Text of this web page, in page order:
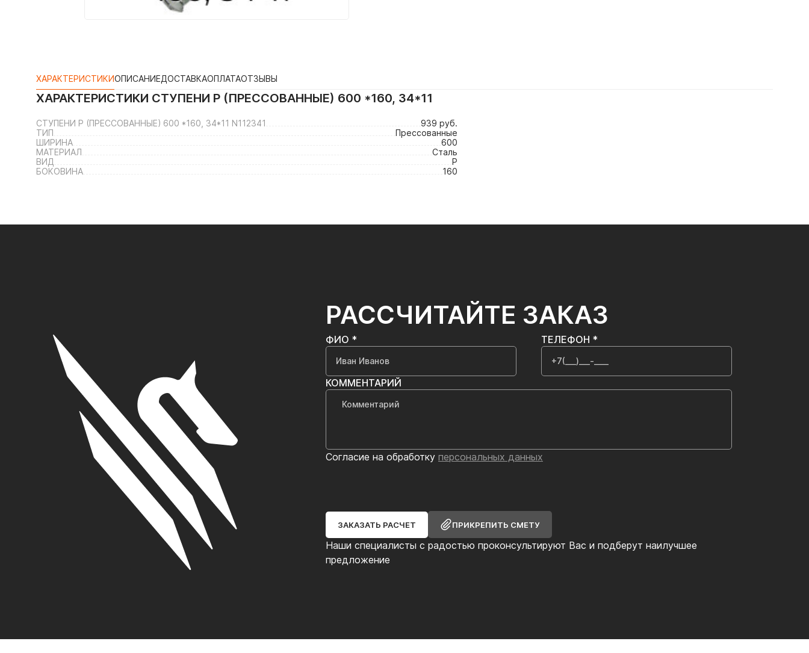
ХАРАКТЕРИСТИКИОПИСАНИЕДОСТАВКАОПЛАТАОТЗЫВЫ
ХАРАКТЕРИСТИКИ СТУПЕНИ P (ПРЕССОВАННЫЕ) 600 *160, 34*11
СТУПЕНИ P (ПРЕССОВАННЫЕ) 600 *160, 34*11 N112341
939 руб.
ТИП
Прессованные
ШИРИНА
600
МАТЕРИАЛ
Сталь
ВИД
P
БОКОВИНА
160
РАССЧИТАЙТЕ ЗАКАЗ
Наши специалисты с радостью проконсультируют Вас и подберут наилучшее
предложение
ФИО * ТЕЛЕФОН *
КОММЕНТАРИЙ
Согласие на обработку персональных данных
ЗАКАЗАТЬ РАСЧЕТ ПРИКРЕПИТЬ СМЕТУ